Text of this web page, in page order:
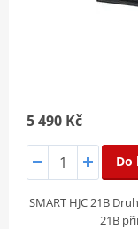
5 490 Kč
Do
SMART HJC 21B
21B